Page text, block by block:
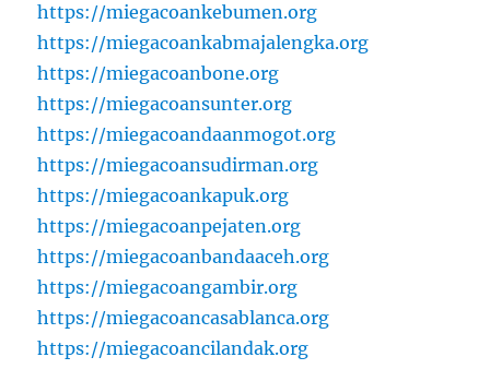
https://miegacoankebumen.org
https://miegacoankabmajalengka.org
https://miegacoanbone.org
https://miegacoansunter.org
https://miegacoandaanmogot.org
https://miegacoansudirman.org
https://miegacoankapuk.org
https://miegacoanpejaten.org
https://miegacoanbandaaceh.org
https://miegacoangambir.org
https://miegacoancasablanca.org
https://miegacoancilandak.org